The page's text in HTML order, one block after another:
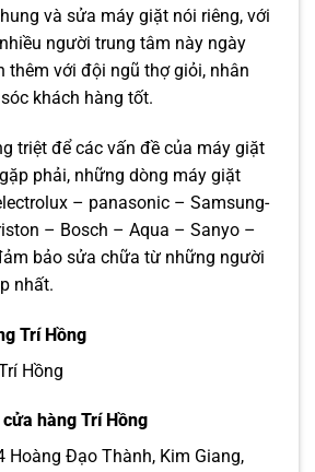
và sửa máy giặt nói riêng, với
người trung tâm này ngày
thêm với đội ngũ thợ giỏi, nhân
khách hàng tốt.
triệt để các vấn đề của máy giặt
phải, những dòng máy giặt
– panasonic – Samsung-
– Bosch – Aqua – Sanyo –
bảo sửa chữa từ những người
nhất.
Trí Hồng
hàng Trí Hồng
Hoàng Đạo Thành, Kim Giang,